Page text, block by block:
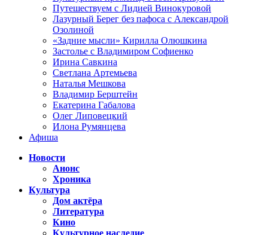
Путешествуем с Лидией Винокуровой
Лазурный Берег без пафоса с Александрой
Озолиной
«Задние мысли» Кирилла Олюшкина
Застолье с Владимиром Софиенко
Ирина Савкина
Светлана Артемьева
Наталья Мешкова
Владимир Берштейн
Екатерина Габалова
Олег Липовецкий
Илона Румянцева
Афиша
Новости
Анонс
Хроника
Культура
Дом актёра
Литература
Кино